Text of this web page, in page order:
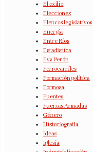
El exilio
Elecciones
Elencos legislativos
Energía
Entre Ríos
Estadística
Eva Perón
Ferrocarriles
Formación política
Formosa
Fuentes
Fuerzas Armadas
Género
Historiografía
Ideas
Iglesia